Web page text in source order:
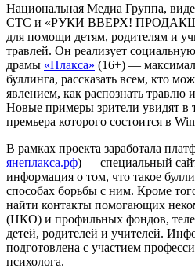
Национальная Медиа Группа,
СТС и «РУКИ ВВЕРХ!
для помощи детям, родителям и
травлей. Он реализует
драмы «Плакса» (16+) —
буллинга, рассказать всем, кто
явлением, как распознать травлю
Новые примеры зрители увидят в
премьера которого состоится в
В рамках проекта заработала
янеплакса.рф) — специальный
информация о том, что такое
способах борьбы с ним. Кроме
найти контакты помогающих
(НКО) и профильных фондов,
детей, родителей и учителей.
подготовлена с участием
психолога.